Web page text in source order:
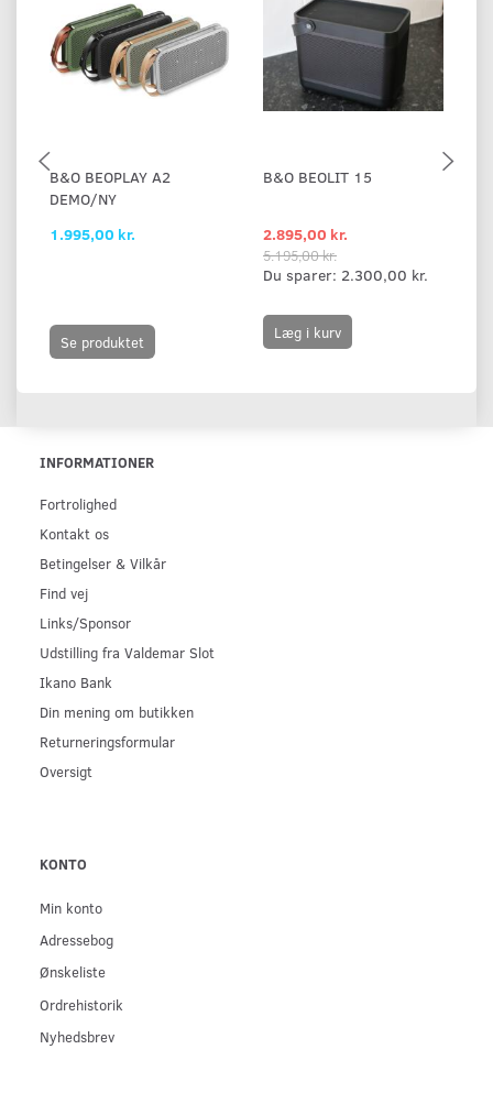
B&O BEOPLAY A2
DEMO/NY
1.995,00 kr.
Se produktet
B&O BEOLIT 15
2.895,00 kr.
5.195,00 kr.
Du sparer: 2.300,00 kr.
Læg i kurv
INFORMATIONER
Fortrolighed
Kontakt os
Betingelser & Vilkår
Find vej
Links/Sponsor
Udstilling fra Valdemar Slot
Ikano Bank
Din mening om butikken
Returneringsformular
Oversigt
KONTO
Min konto
Adressebog
Ønskeliste
Ordrehistorik
Nyhedsbrev